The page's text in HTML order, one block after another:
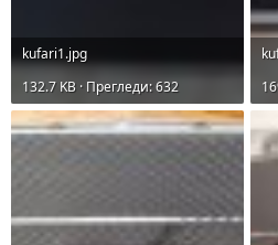
kufari1.jpg
132.7 KB · Прегледи: 632